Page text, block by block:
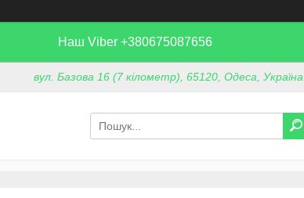
Наш Viber +380675087656
вул. Базова 16 (7 кілометр), 65120, Одеса, Україна